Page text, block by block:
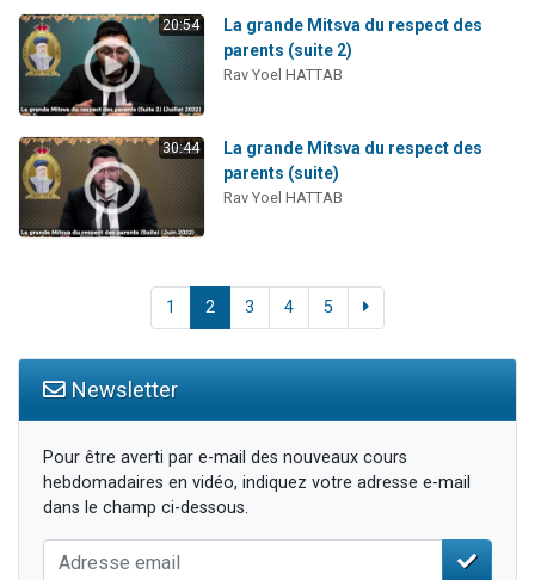
20:54
La grande Mitsva du respect des
parents (suite 2)
Rav Yoel HATTAB
30:44
La grande Mitsva du respect des
parents (suite)
Rav Yoel HATTAB
1 2 3 4 5
Newsletter
Pour être averti par e-mail des nouveaux cours
hebdomadaires en vidéo, indiquez votre adresse e-mail
dans le champ ci-dessous.